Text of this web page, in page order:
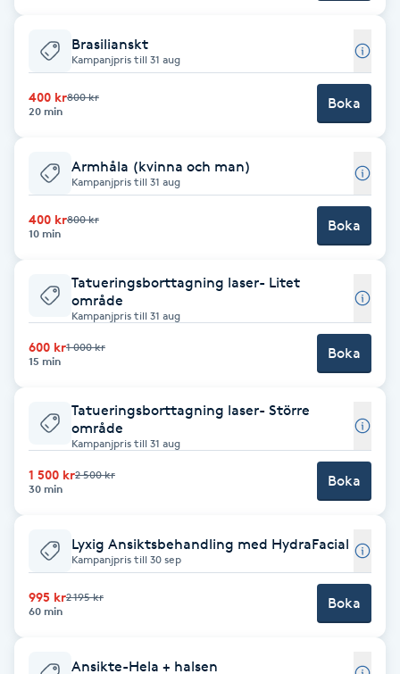
Diamantslipning
Enzympeeling
Extensions
Extensions borttagning
Face framing
Faceliftmassage
Fet hårbotten
Fettreducering
Fibromassage
Fillers
Fotmassage
Brasilianskt
Kampanjpris till 31 aug
400 kr800 kr
20 min
Boka
Armhåla (kvinna och man)
Kampanjpris till 31 aug
400 kr800 kr
10 min
Boka
Tatueringsborttagning laser- Litet
område
Kampanjpris till 31 aug
600 kr1 000 kr
15 min
Boka
Tatueringsborttagning laser- Större
område
Kampanjpris till 31 aug
1 500 kr2 500 kr
30 min
Boka
Lyxig Ansiktsbehandling med HydraFacial
Kampanjpris till 30 sep
995 kr2 195 kr
60 min
Boka
Ansikte-Hela + halsen